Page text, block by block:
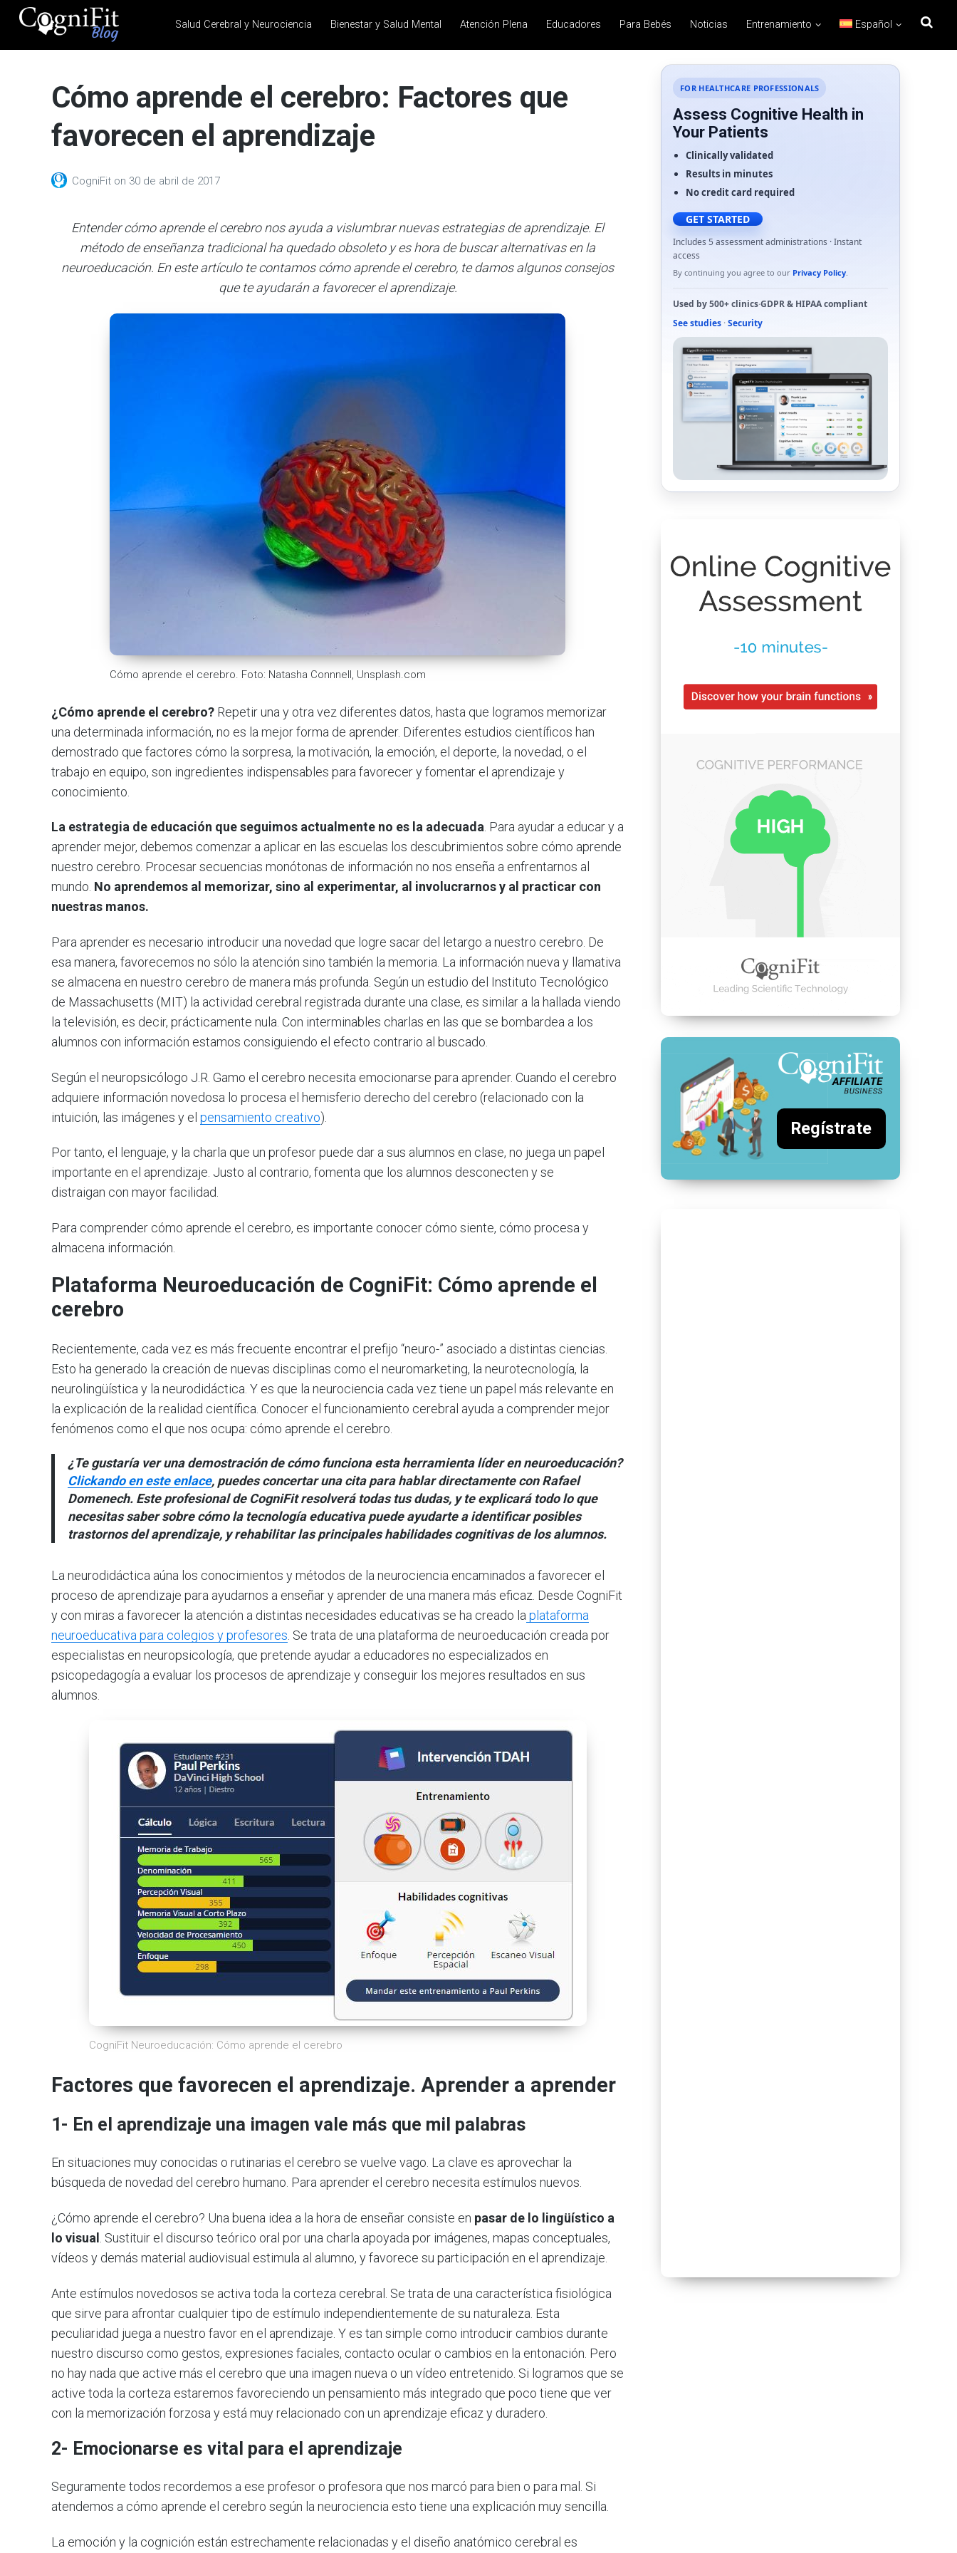
CogniFit
Health
News
Brain Training, Mental
Salud Cerebral y Neurociencia Bienestar y Salud Mental Atención Plena Educadores Para Bebés Noticias Entrenamiento Español
Cómo aprende el cerebro: Factores que
favorecen el aprendizaje
CogniFit on 30 de abril de 2017
Entender cómo aprende el cerebronos ayuda a vislumbrar nuevas estrategias de aprendizaje. El
método de enseñanza tradicional ha quedado obsoleto y es hora de buscar alternativas en la
neuroeducación. En este artículo te contamos cómo aprende el cerebro, te damos algunos consejos
que te ayudarán a favorecer el aprendizaje.
Cómo aprende el cerebro. Foto: Natasha Connnell, Unsplash.com
¿Cómo aprende el cerebro? Repetir una y otra vez diferentes datos, hasta que logramos memorizar
una determinada información, no es la mejor forma de aprender. Diferentes estudios científicos han
demostrado que factores cómo la sorpresa, la motivación, la emoción, el deporte, la novedad, o el
trabajo en equipo, son ingredientes indispensables para favorecer y fomentar el aprendizaje y
conocimiento.
La estrategia de educación que seguimos actualmente no es la adecuada. Para ayudar a educar y a
aprender mejor, debemos comenzar a aplicar en las escuelas los descubrimientos sobre cómo aprende
nuestro cerebro. Procesar secuencias monótonas de información no nos enseña a enfrentarnos al
mundo. No aprendemos al memorizar, sino al experimentar, al involucrarnos y al practicar con
nuestras manos.
Para aprender es necesario introducir una novedad que logre sacar del letargo a nuestro cerebro. De
esa manera, favorecemos no sólo la atención sino también la memoria. La información nueva y llamativa
se almacena en nuestro cerebro de manera más profunda. Según un estudio del Instituto Tecnológico
de Massachusetts (MIT) la actividad cerebral registrada durante una clase, es similar a la hallada viendo
la televisión, es decir, prácticamente nula. Con interminables charlas en las que se bombardea a los
alumnos con información estamos consiguiendo el efecto contrario al buscado.
Según el neuropsicólogo J.R. Gamo el cerebro necesita emocionarse para aprender. Cuando el cerebro
adquiere información novedosa lo procesa el hemisferio derecho del cerebro (relacionado con la
intuición, las imágenes y el pensamiento creativo).
Por tanto, el lenguaje, y la charla que un profesor puede dar a sus alumnos en clase, no juega un papel
importante en el aprendizaje. Justo al contrario, fomenta que los alumnos desconecten y se
distraigan con mayor facilidad.
Para comprender cómo aprende el cerebro, es importante conocer cómo siente, cómo procesa y
almacena información.
Plataforma Neuroeducación de CogniFit: Cómo aprende el
cerebro
Recientemente, cada vez es más frecuente encontrar el prefijo “neuro-” asociado a distintas ciencias.
Esto ha generado la creación de nuevas disciplinas como el neuromarketing, la neurotecnología, la
neurolingüística y la neurodidáctica. Y es que la neurociencia cada vez tiene un papel más relevante en
la explicación de la realidad científica. Conocer el funcionamiento cerebral ayuda a comprender mejor
fenómenos como el que nos ocupa: cómo aprende el cerebro.
¿Te gustaría ver una demostración de cómo funciona esta herramienta líder en neuroeducación?
Clickando en este enlace, puedes concertar una cita para hablar directamente con Rafael
Domenech. Este profesional de CogniFit resolverá todas tus dudas, y te explicará todo lo que
necesitas saber sobre cómo la tecnología educativa puede ayudarte a identificar posibles
trastornos del aprendizaje, y rehabilitar las principales habilidades cognitivas de los alumnos.
La neurodidáctica aúna los conocimientos y métodos de la neurociencia encaminados a favorecer el
proceso de aprendizaje para ayudarnos a enseñar y aprender de una manera más eficaz. Desde CogniFit
y con miras a favorecer la atención a distintas necesidades educativas se ha creado la plataforma
neuroeducativa para colegios y profesores . Se trata de una plataforma de neuroeducación creada por
especialistas en neuropsicología, que pretende ayudar a educadores no especializados en
psicopedagogía a evaluar los procesos de aprendizaje y conseguir los mejores resultados en sus
alumnos.
CogniFit Neuroeducación: Cómo aprende el cerebro
Factores que favorecen el aprendizaje. Aprender a aprender
1- En el aprendizaje una imagen vale más que mil palabras
En situaciones muy conocidas o rutinarias el cerebro se vuelve vago. La clave es aprovechar la
búsqueda de novedad del cerebro humano. Para aprender el cerebro necesita estímulos nuevos.
¿Cómo aprende el cerebro? Una buena idea a la hora de enseñar consiste en pasar de lo lingüístico a
lo visual
. Sustituir el discurso teórico oral por una charla apoyada por imágenes, mapas conceptuales,
vídeos y demás material audiovisual estimula al alumno, y favorece su participación en el aprendizaje.
Ante estímulos novedosos se activa toda la corteza cerebral. Se trata de una característica fisiológica
que sirve para afrontar cualquier tipo de estímulo independientemente de su naturaleza. Esta
peculiaridad juega a nuestro favor en el aprendizaje. Y es tan simple como introducir cambios durante
nuestro discurso como gestos, expresiones faciales, contacto ocular o cambios en la entonación. Pero
no hay nada que active más el cerebro que una imagen nueva o un vídeo entretenido. Si logramos que se
active toda la corteza estaremos favoreciendo un pensamiento más integrado que poco tiene que ver
con la memorización forzosa y está muy relacionado con un aprendizaje eficaz y duradero.
2- Emocionarse es vital para el aprendizaje
Seguramente todos recordemos a ese profesor o profesora que nos marcó para bien o para mal. Si
atendemos a cómo aprende el cerebro según la neurociencia esto tiene una explicación muy sencilla.
La emoción y la cognición están estrechamente relacionadas y el diseño anatómico cerebral es
FOR HEALTHCARE PROFESSIONALS
Assess Cognitive Health in
Your Patients
Clinically validated
Results in minutes
No credit card required
GET STARTED
Includes 5 assessment administrations · Instant
access
By continuing you agree to our Privacy Policy.
Used by500+ clinics·GDPR& HIPAAcompliant
See studies · Security
Regístrate